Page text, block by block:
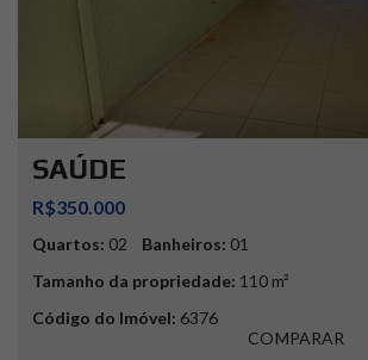
SAÚDE
R$350.000
Quartos: 02 Banheiros: 01
Tamanho da propriedade: 110 m²
Código do Imóvel: 6376
COMPARAR